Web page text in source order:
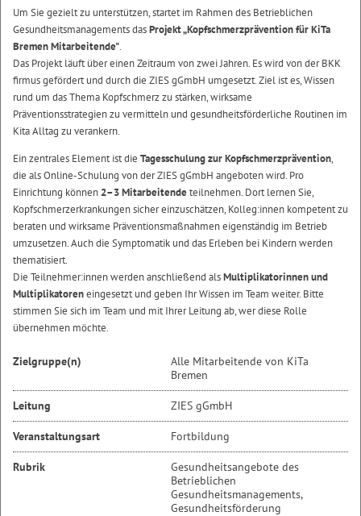
Um Sie gezielt zu unterstützen, startet im Rahmen des Betrieblichen
Gesundheitsmanagements dasProjekt „Kopfschmerzprävention für KiTa
Bremen Mitarbeitende".
Das Projekt läuft über einen Zeitraum von zwei Jahren. Es wird von der BKK
firmus gefördert und durch die ZIES gGmbH umgesetzt. Ziel ist es, Wissen
rund um das Thema Kopfschmerz zu stärken, wirksame
Präventionsstrategien zu vermitteln und gesundheitsförderliche Routinen im
Kita Alltag zu verankern.
Ein zentrales Element ist die Tagesschulung zur Kopfschmerzprävention,
die als Online-Schulung von der ZIES gGmbH angeboten wird. Pro
Einrichtung können 2–3 Mitarbeitendeteilnehmen. Dort lernen Sie,
Kopfschmerzerkrankungen sicher einzuschätzen, Kolleg:innen kompetent zu
beraten und wirksame Präventionsmaßnahmen eigenständig im Betrieb
umzusetzen. Auch die Symptomatik und das Erleben bei Kindern werden
thematisiert.
Die Teilnehmer:innen werden anschließend alsMultiplikatorinnen und
Multiplikatoreneingesetzt und geben Ihr Wissen im Team weiter. Bitte
stimmen Sie sich im Team und mit Ihrer Leitung ab, wer diese Rolle
übernehmen möchte.
Zielgruppe(n)
Alle Mitarbeitende von KiTa
Bremen
Leitung ZIES gGmbH
Veranstaltungsart Fortbildung
Rubrik
Gesundheitsangebote des
Betrieblichen
Gesundheitsmanagements,
Gesundheitsförderung